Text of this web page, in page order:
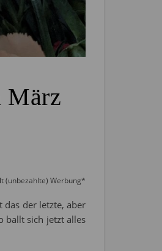
März
(unbezahlte) Werbung*
das der letzte, aber
ballt sich jetzt alles